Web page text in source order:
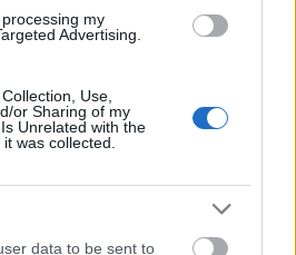
my
Advertising.
Use,
or Sharing of my
Unrelated with the
was collected.
data to be sent to